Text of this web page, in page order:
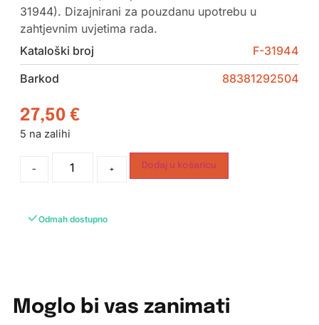
31944). Dizajnirani za pouzdanu upotrebu u
zahtjevnim uvjetima rada.
Kataloški broj
F-31944
Barkod
88381292504
27,50 €
5 na zalihi
- + Dodaj u košaricu
Odmah dostupno
Moglo bi vas zanimati